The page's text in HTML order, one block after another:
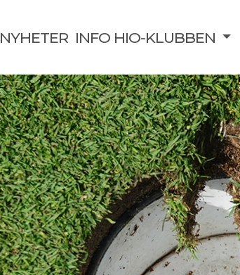
NYHETER INFO HIO-KLUBBEN